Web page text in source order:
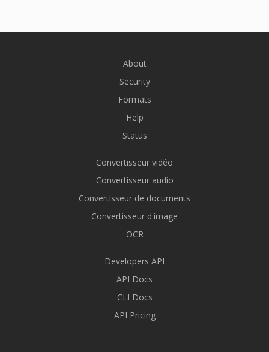
About
Security
Formats
Help
Status
Convertisseur vidéo
Convertisseur audio
Convertisseur de documents
Convertisseur d'image
OCR
Developers API
API Docs
CLI Docs
API Pricing